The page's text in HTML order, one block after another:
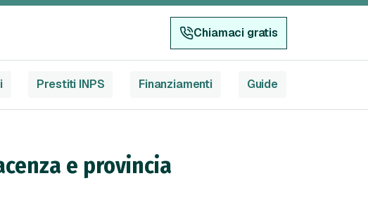
Chiamaci gratis
Prestiti INPS Finanziamenti Guide
e provincia